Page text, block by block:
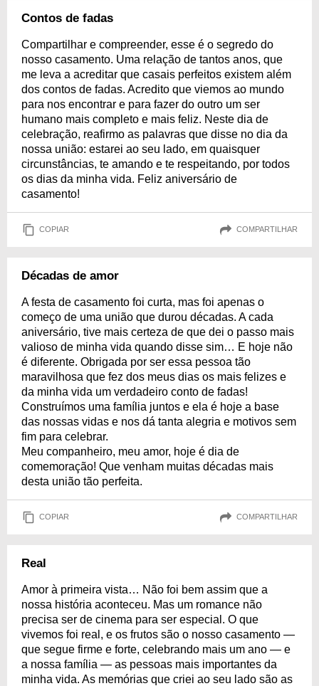
Contos de fadas
Compartilhar e compreender, esse é o segredo do
nosso casamento. Uma relação de tantos anos, que
me leva a acreditar que casais perfeitos existem além
dos contos de fadas. Acredito que viemos ao mundo
para nos encontrar e para fazer do outro um ser
humano mais completo e mais feliz. Neste dia de
celebração, reafirmo as palavras que disse no dia da
nossa união: estarei ao seu lado, em quaisquer
circunstâncias, te amando e te respeitando, por todos
os dias da minha vida. Feliz aniversário de
casamento!
COPIAR COMPARTILHAR
Décadas de amor
A festa de casamento foi curta, mas foi apenas o
começo de uma união que durou décadas. A cada
aniversário, tive mais certeza de que dei o passo mais
valioso de minha vida quando disse sim… E hoje não
é diferente. Obrigada por ser essa pessoa tão
maravilhosa que fez dos meus dias os mais felizes e
da minha vida um verdadeiro conto de fadas!
Construímos uma família juntos e ela é hoje a base
das nossas vidas e nos dá tanta alegria e motivos sem
fim para celebrar.
Meu companheiro, meu amor, hoje é dia de
comemoração! Que venham muitas décadas mais
desta união tão perfeita.
COPIAR COMPARTILHAR
Real
Amor à primeira vista… Não foi bem assim que a
nossa história aconteceu. Mas um romance não
precisa ser de cinema para ser especial. O que
vivemos foi real, e os frutos são o nosso casamento —
que segue firme e forte, celebrando mais um ano — e
a nossa família — as pessoas mais importantes da
minha vida. As memórias que criei ao seu lado são as